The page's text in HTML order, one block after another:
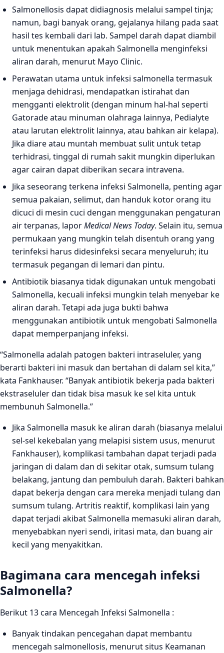
Salmonellosis dapat didiagnosis melalui sampel tinja;
namun, bagi banyak orang, gejalanya hilang pada saat
hasil tes kembali dari lab. Sampel darah dapat diambil
untuk menentukan apakah Salmonella menginfeksi
aliran darah, menurut Mayo Clinic.
Perawatan utama untuk infeksi salmonella termasuk
menjaga dehidrasi, mendapatkan istirahat dan
mengganti elektrolit (dengan minum hal-hal seperti
Gatorade atau minuman olahraga lainnya, Pedialyte
atau larutan elektrolit lainnya, atau bahkan air kelapa).
Jika diare atau muntah membuat sulit untuk tetap
terhidrasi, tinggal di rumah sakit mungkin diperlukan
agar cairan dapat diberikan secara intravena.
Jika seseorang terkena infeksi Salmonella, penting agar
semua pakaian, selimut, dan handuk kotor orang itu
dicuci di mesin cuci dengan menggunakan pengaturan
air terpanas, laporMedical News Today. Selain itu, semua
permukaan yang mungkin telah disentuh orang yang
terinfeksi harus didesinfeksi secara menyeluruh; itu
termasuk pegangan di lemari dan pintu.
Antibiotik biasanya tidak digunakan untuk mengobati
Salmonella, kecuali infeksi mungkin telah menyebar ke
aliran darah. Tetapi ada juga bukti bahwa
menggunakan antibiotik untuk mengobati Salmonella
dapat memperpanjang infeksi.
“Salmonella adalah patogen bakteri intraseluler, yang
berarti bakteri ini masuk dan bertahan di dalam sel kita,”
kata Fankhauser. “Banyak antibiotik bekerja pada bakteri
ekstraseluler dan tidak bisa masuk ke sel kita untuk
membunuh Salmonella.”
Jika Salmonella masuk ke aliran darah (biasanya melalui
sel-sel kekebalan yang melapisi sistem usus, menurut
Fankhauser), komplikasi tambahan dapat terjadi pada
jaringan di dalam dan di sekitar otak, sumsum tulang
belakang, jantung dan pembuluh darah. Bakteri bahkan
dapat bekerja dengan cara mereka menjadi tulang dan
sumsum tulang. Artritis reaktif, komplikasi lain yang
dapat terjadi akibat Salmonella memasuki aliran darah,
menyebabkan nyeri sendi, iritasi mata, dan buang air
kecil yang menyakitkan.
Bagimana cara mencegah infeksi
Salmonella?
Berikut 13 cara Mencegah Infeksi Salmonella :
Banyak tindakan pencegahan dapat membantu
mencegah salmonellosis, menurut situs Keamanan